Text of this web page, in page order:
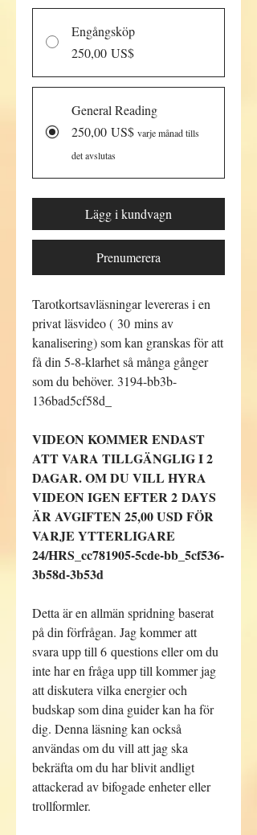
Engångsköp
250,00 US$
General Reading
250,00 US$ varje månad tills
det avslutas
Lägg i kundvagn
Prenumerera
Tarotkortsavläsningar levereras i en
privat läsvideo ( 30 mins av
kanalisering) som kan granskas för att
få din 5-8-klarhet så många gånger
som du behöver. 3194-bb3b-
136bad5cf58d_
VIDEON KOMMER ENDAST
ATT VARA TILLGÄNGLIG I 2
DAGAR. OM DU VILL HYRA
VIDEON IGEN EFTER 2 DAYS
ÄR AVGIFTEN 25,00 USD FÖR
VARJE YTTERLIGARE
24/HRS_cc781905-5cde-bb_5cf536-
3b58d-3b53d
Detta är en allmän spridning baserat
på din förfrågan. Jag kommer att
svara upp till 6 questions eller om du
inte har en fråga upp till kommer jag
att diskutera vilka energier och
budskap som dina guider kan ha för
dig. Denna läsning kan också
användas om du vill att jag ska
bekräfta om du har blivit andligt
attackerad av bifogade enheter eller
trollformler.